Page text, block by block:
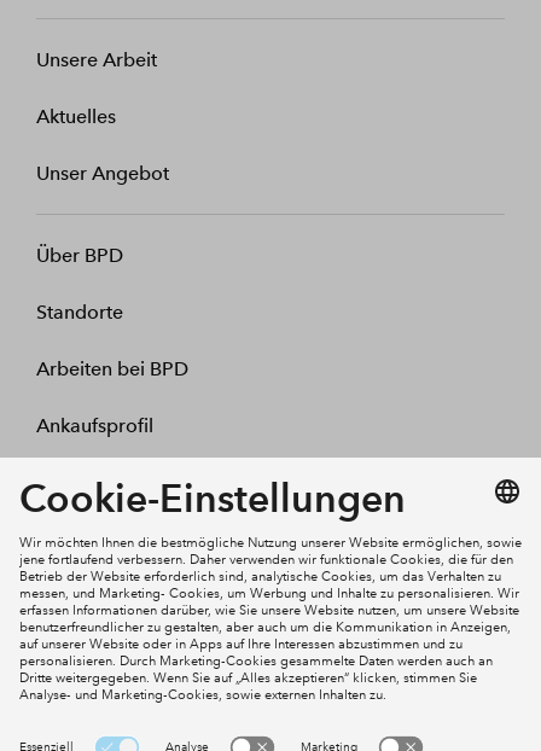
Unsere Arbeit
Aktuelles
Unser Angebot
Über BPD
Standorte
Arbeiten bei BPD
Ankaufsprofil
Kontakt
Mein Konto
Social Media